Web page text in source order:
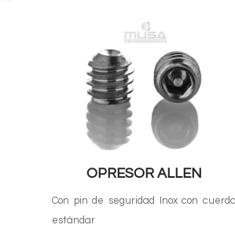
OPRESOR ALLEN
Con pin de seguridad Inox con cuerda
estándar